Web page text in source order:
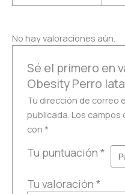
No hay valoraciones aún.
Sé el primero en
Obesity Perro
Tu dirección de correo
publicada. Los
con *
Tu puntuación*
Tu valoración*